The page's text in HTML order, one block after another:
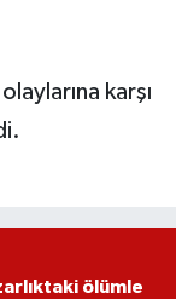
karşı
ölümle